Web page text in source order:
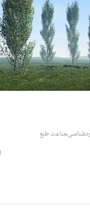
،مناعت طبع
جور، تبر زار